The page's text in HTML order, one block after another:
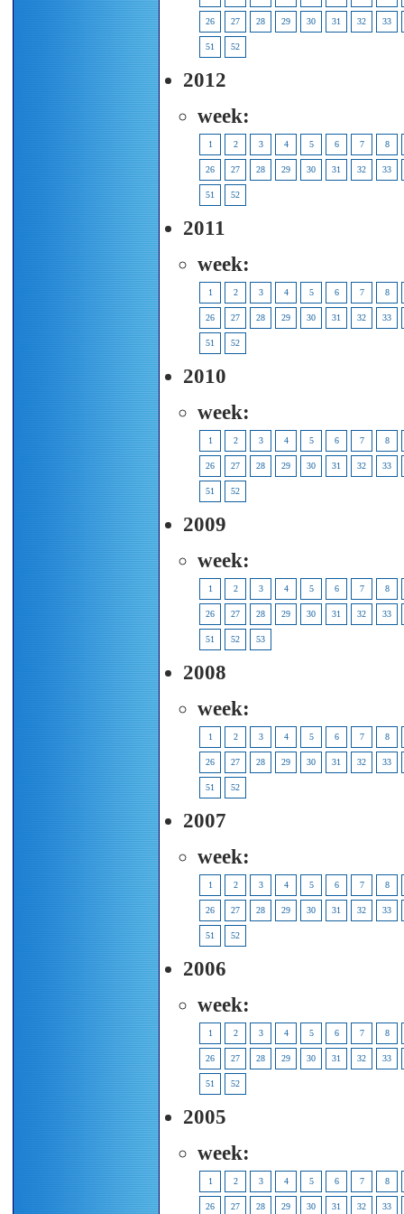
26 27 28 29 30 31 32 33
51 52
2012
week:
1 2 3 4 5 6 7 8
26 27 28 29 30 31 32 33
51 52
2011
week:
1 2 3 4 5 6 7 8
26 27 28 29 30 31 32 33
51 52
2010
week:
1 2 3 4 5 6 7 8
26 27 28 29 30 31 32 33
51 52
2009
week:
1 2 3 4 5 6 7 8
26 27 28 29 30 31 32 33
51 52 53
2008
week:
1 2 3 4 5 6 7 8
26 27 28 29 30 31 32 33
51 52
2007
week:
1 2 3 4 5 6 7 8
26 27 28 29 30 31 32 33
51 52
2006
week:
1 2 3 4 5 6 7 8
26 27 28 29 30 31 32 33
51 52
2005
week:
1 2 3 4 5 6 7 8
26 27 28 29 30 31 32 33